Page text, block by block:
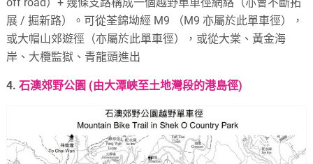
展 / 掘新路）。可從荃錦坳經 M9 （M9 亦屬於此單車徑），
或大帽山郊遊徑（亦屬於此單車徑），或從大棠、黃金海
岸、大欖監獄、青龍頭進出
4.石澳郊野公園 (由大潭峽至土地灣段的港島徑)